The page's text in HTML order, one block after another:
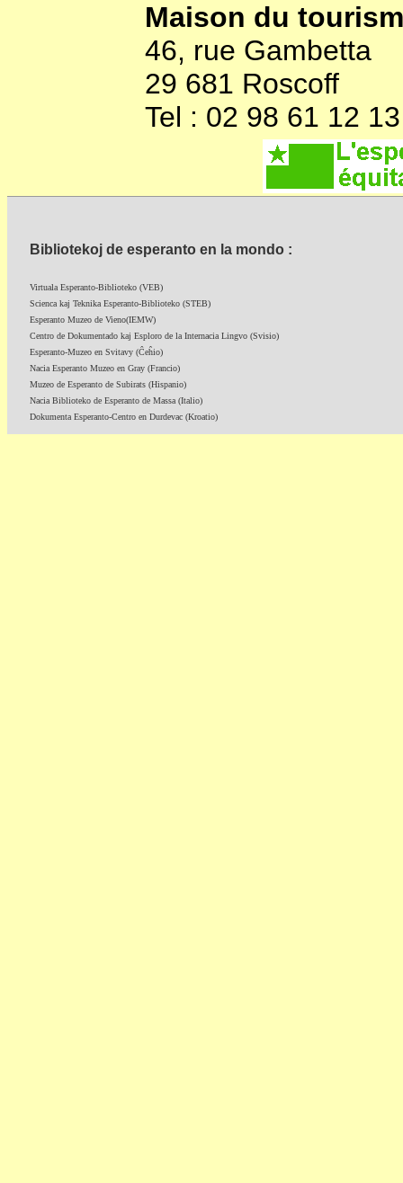
Maison du
46, rue Gambetta
29 681 Roscoff
Tel : 02 98 61 12 13
Bibliotekoj de esperanto en la mondo :
Virtuala Esperanto-Biblioteko (VEB)
Scienca kaj Teknika Esperanto-Biblioteko (STEB)
Esperanto Muzeo de Vieno(IEMW)
Centro de Dokumentado kaj Esploro de la Internacia Lingvo (Svisio)
Esperanto-Muzeo en Svitavy (Ĉeĥio)
Nacia Esperanto Muzeo en Gray (Francio)
Muzeo de Esperanto de Subirats (Hispanio)
Nacia Biblioteko de Esperanto de Massa (Italio)
Dokumenta Esperanto-Centro en Durdevac (Kroatio)